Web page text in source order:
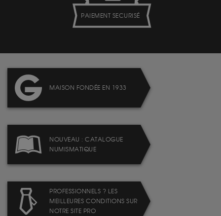
PAIEMENT SECURISÉ
MAISON FONDÉE EN 1933
NOUVEAU : CATALOGUE
NUMISMATIQUE
PROFESSIONNELS ? LES
MEILLEURES CONDITIONS SUR
NOTRE SITE PRO